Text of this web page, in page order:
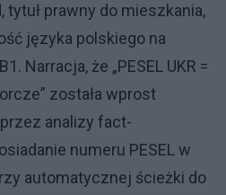
tytuł prawny do mieszkania,
języka polskiego na
Narracja, że „PESEL UKR =
została wprost
analizy fact-
numeru PESEL w
automatycznej ścieżki do